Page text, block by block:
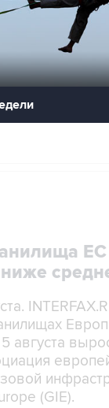
августа
(GIE).